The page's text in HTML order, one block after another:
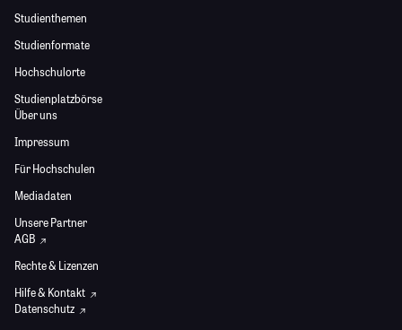
Studienthemen
Studienformate
Hochschulorte
Studienplatzbörse
Über uns
Impressum
Für Hochschulen
Mediadaten
Unsere Partner
AGB
Rechte & Lizenzen
Hilfe & Kontakt
Datenschutz